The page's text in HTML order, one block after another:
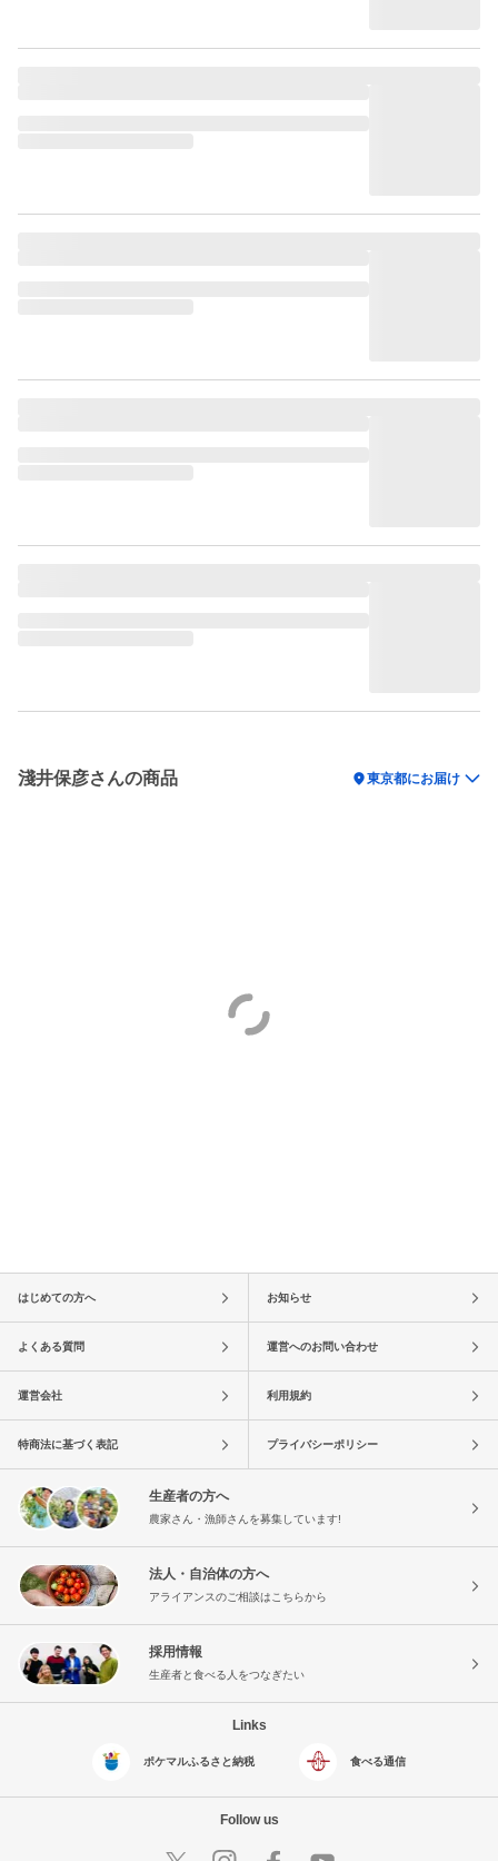
淺井保彦さんの商品 location_on東京都にお届け
はじめての方へ お知らせ
よくある質問 運営へのお問い合わせ
運営会社 利用規約
特商法に基づく表記 プライバシーポリシー
生産者の方へ
農家さん・漁師さんを募集しています!
法人・自治体の方へ
アライアンスのご相談はこちらから
採用情報
生産者と食べる人をつなぎたい
Links
ポケマルふるさと納税 食べる通信
Follow us